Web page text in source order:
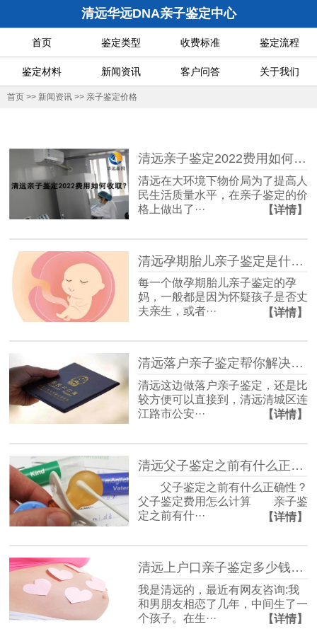
清远华远DNA亲子鉴定中心
首页 鉴定类型 收费标准 鉴定流程
鉴定材料 新闻资讯 客户问答 关于我们
首页 >> 新闻资讯 >> 亲子鉴定价格
清远亲子鉴定2022费用如何收取？
清远在大环境下物价局为了提高人
民生活质量水平，在亲子鉴定的价
格上做出了···
【详情】
清远孕期胎儿亲子鉴定是什么，几周能做本地价格多少？
每一个做孕期胎儿亲子鉴定的孕
妈，一般都是因为怀疑孩子是否丈
夫亲生，或者···
【详情】
清远落户亲子鉴定帮你解决孩子（黑户）问题
清远这边做落户亲子鉴定，还是比
较方便可以直接到，清远清城区连
江路市公安···
【详情】
清远父子鉴定之前有什么正确性？父子鉴定费用怎么计算
父子鉴定之前有什么正确性？
父子鉴定费用怎么计算 亲子鉴
定之前有什···
【详情】
清远上户口亲子鉴定多少钱？孩子明明有出生证为什么还要做亲子鉴定？
我是清远的，最近有网友咨询:我
和男朋友相恋了几年，中间生了一
个孩子。在生···
【详情】